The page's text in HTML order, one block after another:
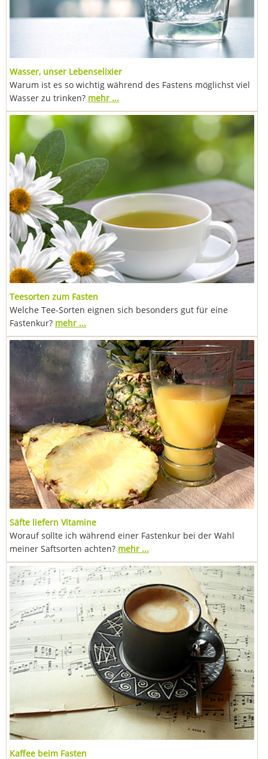
Wasser, unser Lebenselixier
Warum ist es so wichtig während des Fastens möglichst viel
Wasser zu trinken? mehr ...
Teesorten zum Fasten
Welche Tee-Sorten eignen sich besonders gut für eine
Fastenkur? mehr ...
Säfte liefern Vitamine
Worauf sollte ich während einer Fastenkur bei der Wahl
meiner Saftsorten achten? mehr ...
Kaffee beim Fasten